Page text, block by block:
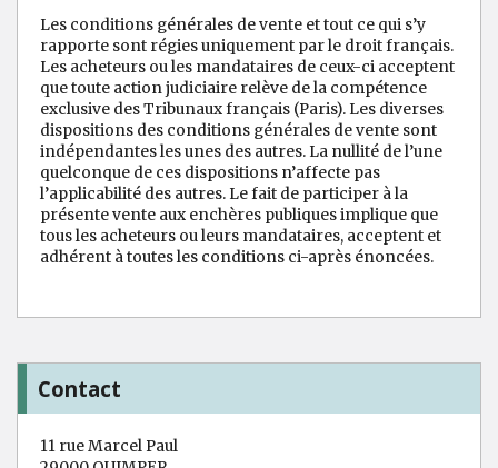
Les conditions générales de vente et tout ce qui s’y
rapporte sont régies uniquement par le droit français.
Les acheteurs ou les mandataires de ceux-ci acceptent
que toute action judiciaire relève de la compétence
exclusive des Tribunaux français (Paris). Les diverses
dispositions des conditions générales de vente sont
indépendantes les unes des autres. La nullité de l’une
quelconque de ces dispositions n’affecte pas
l’applicabilité des autres. Le fait de participer à la
présente vente aux enchères publiques implique que
tous les acheteurs ou leurs mandataires, acceptent et
adhérent à toutes les conditions ci-après énoncées.
Contact
11 rue Marcel Paul